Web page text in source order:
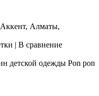
Алматы,
| В сравнение